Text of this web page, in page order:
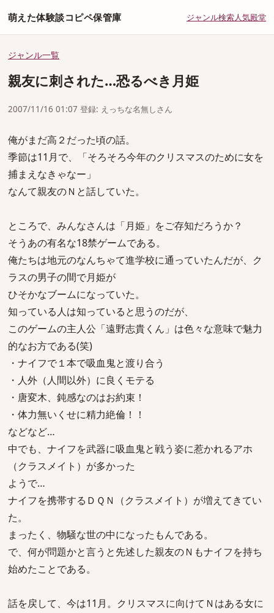
萌えた体験談コピペ保管庫 ジャンル検索人気殿堂
ジャンル一覧
親友に刺された…恐るべき月姫
2007/11/16 01:07 登録: えっちな名無しさん
俺がまだ高２だった頃の話。
季節は11月で、「そろそろ今年のクリスマスのために女を
捕まえなきゃなー」
なんて親友のＮと話していた。
ところで、みんなさんは「月姫」をご存知だろうか？
そうあの有名な18禁ゲームである。
俺たちは地元のなんちゃて進学校に通っていたんだが、ク
ラスの男子の間で月姫が
ひそかなブームになっていた。
知っている人は知っていると思うのだが、
このゲームの主人公「遠野志貴くん」は色々な意味で魅力
的なお方である(笑)
・ナイフで１本で吸血鬼と渡り合う
・人外（人間以外）に良くモテる
・唐変木、鈍感なのはお約束！
・体力無いくせに精力絶倫！！
などなど…
中でも、ナイフを武器に吸血鬼と戦う姿に惹かれるアホ
（クラスメイト）が多かった
ようで…
ナイフを携帯するＤＱＮ（クラスメイト）が増えてきてい
た。
まったく、物騒な世の中になったもんである。
で、何が問題かと言うと先述した親友のＮもナイフを持ち
始めたことである。
話を戻して、今は11月。クリスマスに向けてＮはある女に